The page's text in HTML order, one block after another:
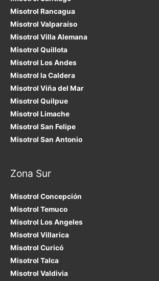
Misotrol Rancagua
Misotrol Valparaíso
Misotrol Villa Alemana
Misotrol Quillota
Misotrol Los Andes
Misotrol la Caldera
Misotrol Viña del Mar
Misotrol Quilpue
Misotrol Limache
Misotrol San Felipe
Misotrol San Antonio
Zona Sur
Misotrol Concepción
Misotrol Temuco
Misotrol Los Angeles
Misotrol Villarica
Misotrol Curicó
Misotrol Talca
Misotrol Valdivia